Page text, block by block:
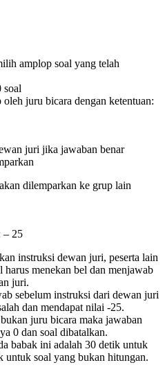
amplop soal yang telah
soal
juru bicara dengan ketentuan:
juri jika jawaban benar
dilemparkan ke grup lain
– 25
instruksi dewan juri, peserta lain
menekan bel dan menjawab
juri.
sebelum instruksi dari dewan juri
dan mendapat nilai -25.
juru bicara maka jawaban
0 dan soal dibatalkan.
babak ini adalah 30 detik untuk
untuk soal yang bukan hitungan.